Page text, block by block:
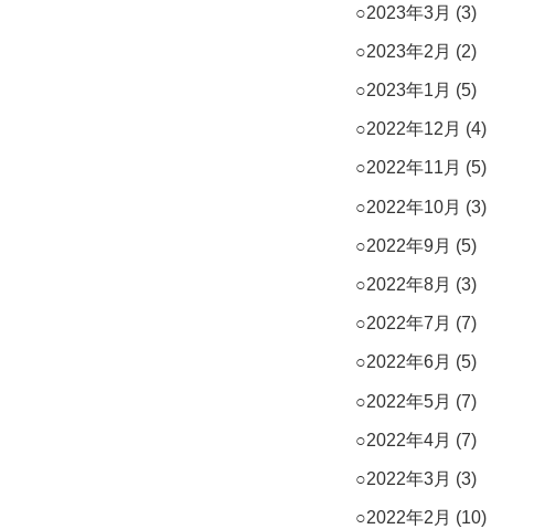
2023年3月 (3)
2023年2月 (2)
2023年1月 (5)
2022年12月 (4)
2022年11月 (5)
2022年10月 (3)
2022年9月 (5)
2022年8月 (3)
2022年7月 (7)
2022年6月 (5)
2022年5月 (7)
2022年4月 (7)
2022年3月 (3)
2022年2月 (10)